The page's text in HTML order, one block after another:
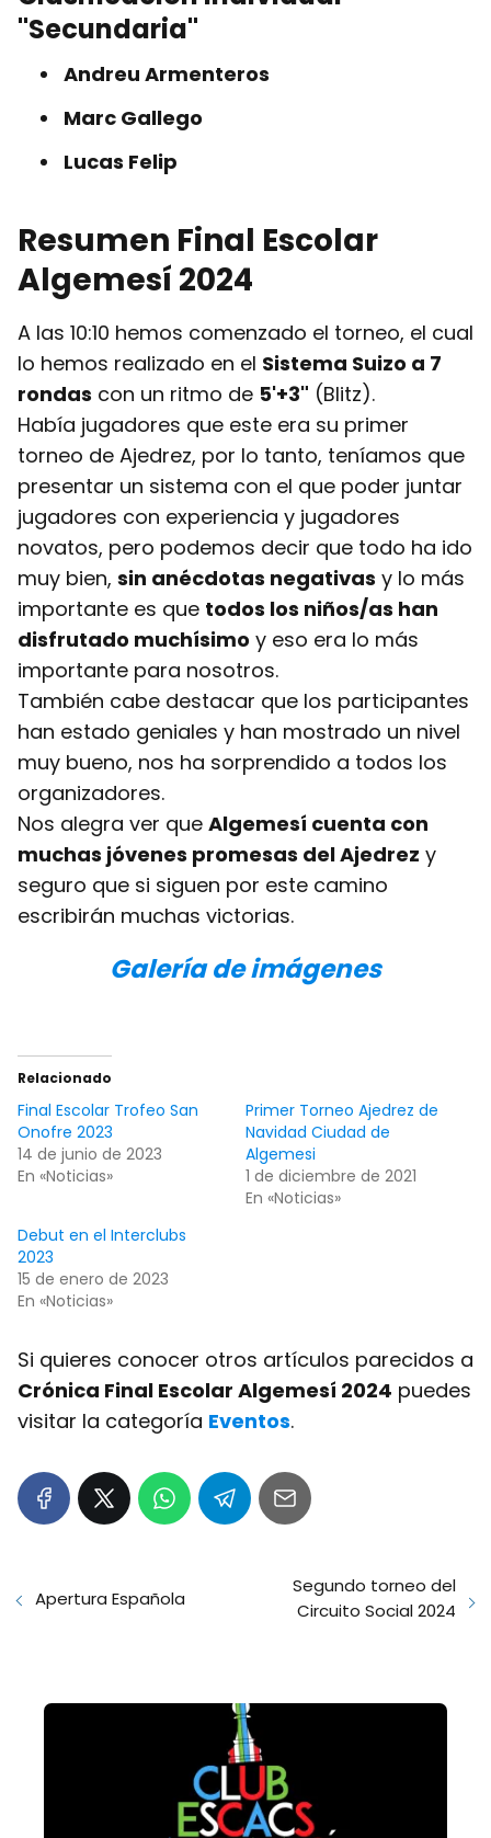
"Secundaria"
Andreu Armenteros
Marc Gallego
Lucas Felip
Resumen Final Escolar
Algemesí 2024
A las 10:10 hemos comenzado el torneo, el cual
lo hemos realizado en el Sistema Suizo a 7
rondas con un ritmo de 5'+3" (Blitz).
Había jugadores que este era su primer
torneo de Ajedrez, por lo tanto, teníamos que
presentar un sistema con el que poder juntar
jugadores con experiencia y jugadores
novatos, pero podemos decir que todo ha ido
muy bien, sin anécdotas negativas y lo más
importante es que todos los niños/as han
disfrutado muchísimo y eso era lo más
importante para nosotros.
También cabe destacar que los participantes
han estado geniales y han mostrado un nivel
muy bueno, nos ha sorprendido a todos los
organizadores.
Nos alegra ver que Algemesí cuenta con
muchas jóvenes promesas del Ajedrez y
seguro que si siguen por este camino
escribirán muchas victorias.
Galería de imágenes
Relacionado
Final Escolar Trofeo San
Onofre 2023
14 de junio de 2023
En «Noticias»
Primer Torneo Ajedrez de
Navidad Ciudad de
Algemesi
1 de diciembre de 2021
En «Noticias»
Debut en el Interclubs
2023
15 de enero de 2023
En «Noticias»
Si quieres conocer otros artículos parecidos a
Crónica Final Escolar Algemesí 2024 puedes
visitar la categoría Eventos.
Apertura Española
Segundo torneo del
Circuito Social 2024